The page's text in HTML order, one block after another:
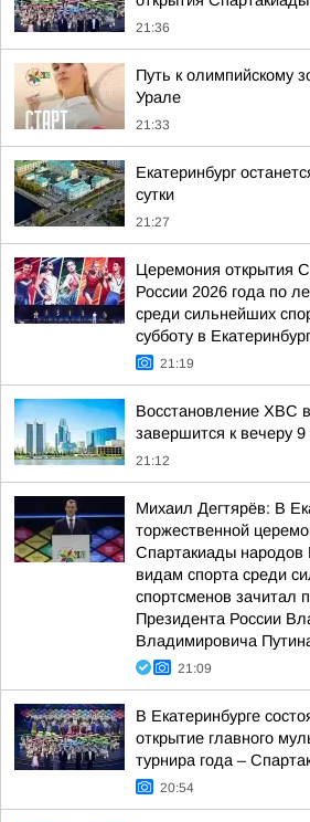
21:36
Путь к олимпийскому
Урале
21:33
Екатеринбург
сутки
21:27
Церемония открытия
России 2026 года по
среди сильнейших
субботу в
21:19
Восстановление ХВС
завершится к вечеру 9
21:12
Михаил Дегтярёв: В
торжественной
Спартакиады народов
видам спорта среди
спортсменов зачитал
Президента России
Владимировича
21:09
В Екатеринбурге
открытие главного
турнира года –
20:54